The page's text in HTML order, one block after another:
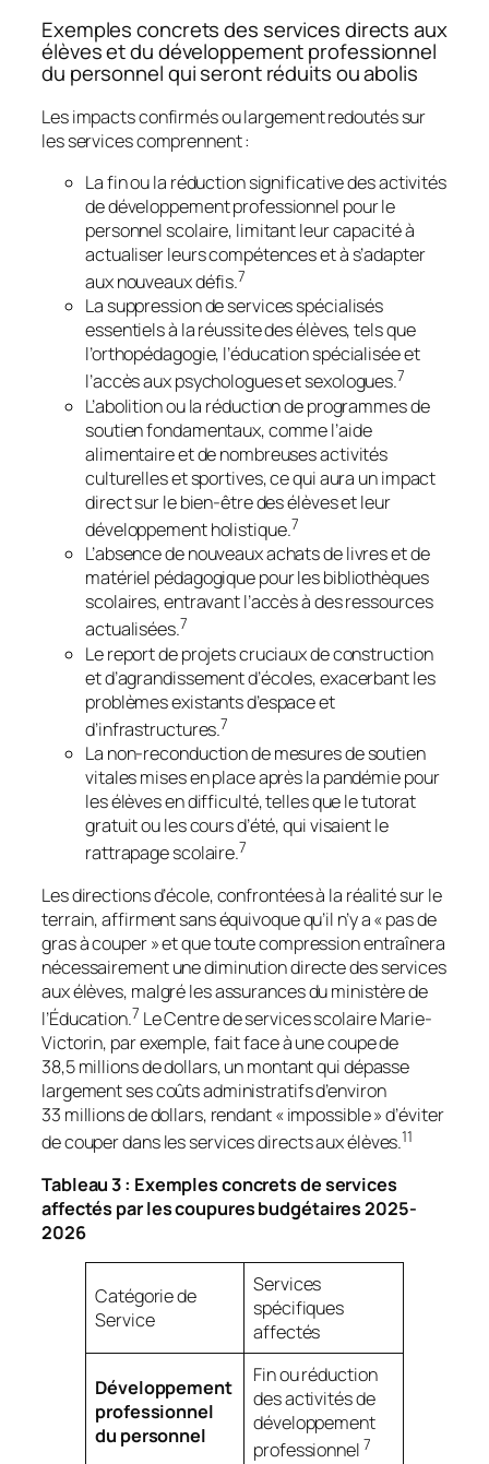
Exemples concrets des services directs aux
élèves et du développement professionnel
du personnel qui seront réduits ou abolis
Les impacts confirmés ou largement redoutés sur
les services comprennent :
La fin ou la réduction significative des activités
de développement professionnel pour le
personnel scolaire, limitant leur capacité à
actualiser leurs compétences et à s’adapter
aux nouveaux défis.7
La suppression de services spécialisés
essentiels à la réussite des élèves, tels que
l’orthopédagogie, l’éducation spécialisée et
l’accès aux psychologues et sexologues.7
L’abolition ou la réduction de programmes de
soutien fondamentaux, comme l’aide
alimentaire et de nombreuses activités
culturelles et sportives, ce qui aura un impact
direct sur le bien-être des élèves et leur
développement holistique.7
L’absence de nouveaux achats de livres et de
matériel pédagogique pour les bibliothèques
scolaires, entravant l’accès à des ressources
actualisées.7
Le report de projets cruciaux de construction
et d’agrandissement d’écoles, exacerbant les
problèmes existants d’espace et
d’infrastructures.7
La non-reconduction de mesures de soutien
vitales mises en place après la pandémie pour
les élèves en difficulté, telles que le tutorat
gratuit ou les cours d’été, qui visaient le
rattrapage scolaire.7
Les directions d’école, confrontées à la réalité sur le
terrain, affirment sans équivoque qu’il n’y a « pas de
gras à couper » et que toute compression entraînera
nécessairement une diminution directe des services
aux élèves, malgré les assurances du ministère de
l’Éducation.7 Le Centre de services scolaire Marie-
Victorin, par exemple, fait face à une coupe de
38,5 millions de dollars, un montant qui dépasse
largement ses coûts administratifs d’environ
33 millions de dollars, rendant « impossible » d’éviter
de couper dans les services directs aux élèves.11
Tableau 3 : Exemples concrets de services
affectés par les coupures budgétaires 2025-
2026
Catégorie de
Service
Services
spécifiques
affectés
Développement
professionnel
du personnel
Fin ou réduction
des activités de
développement
professionnel 7